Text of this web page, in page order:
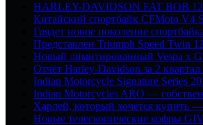
HARLEY-DAVIDSON FAT
Китайский спортбайк CFMoto V4
Грядет новое поколение
Представлен Triumph Speed Twin
Новый лимитированный Vespa x
Отчёт Harley-Davidson за 2
Indian Motorcycle Signature Series
Indian Motorcycles ARO —
Харлей, который хочется купить
Новые телескопические кофры